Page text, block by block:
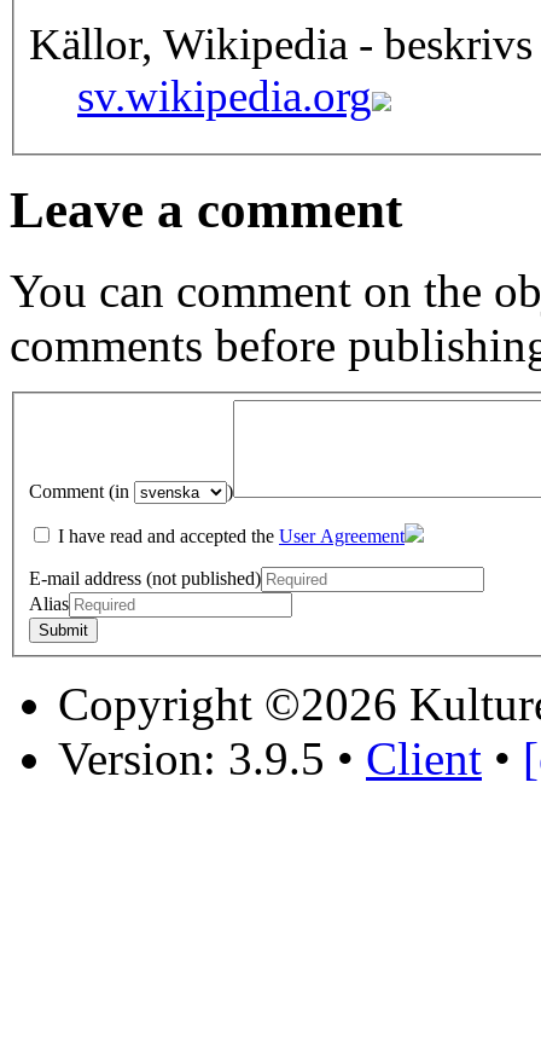
Källor, Wikipedia - beskrivs
sv.wikipedia.org
Leave a comment
You can comment on the
comments before
Comment (in )
I have read and accepted the User Agreement
E-mail address (not published)
Alias
Copyright ©2026
Version: 3.9.5 • Client •